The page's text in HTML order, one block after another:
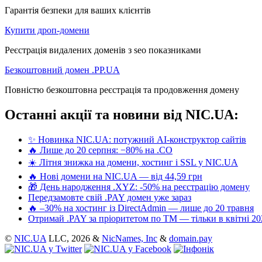
Гарантія безпеки для ваших клієнтів
Купити дроп-домени
Реєстрація видалених доменів з seo показниками
Безкоштовний домен .PP.UA
Повністю безкоштовна реєстрація та продовження домену
Останні акції та новини від NIC.UA:
✨ Новинка NIC.UA: потужний AI-конструктор сайтів
🔥 Лише до 20 серпня: −80% на .CO
☀️ Літня знижка на домени, хостинг і SSL у NIC.UA
🔥 Нові домени на NIC.UA — від 44,59 грн
🎁 День народження .XYZ: -50% на реєстрацію домену
Передзамовте свій .PAY домен уже зараз
🔥 –30% на хостинг із DirectAdmin — лише до 20 травня
Отримай .PAY за пріоритетом по ТМ — тільки в квітні
© NIC.UA LLC, 2026 & NicNames, Inc & domain.pay